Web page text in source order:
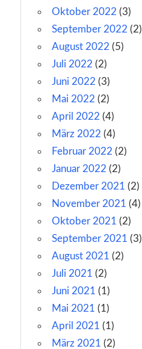
Oktober 2022 (3)
September 2022 (2)
August 2022 (5)
Juli 2022 (2)
Juni 2022 (3)
Mai 2022 (2)
April 2022 (4)
März 2022 (4)
Februar 2022 (2)
Januar 2022 (2)
Dezember 2021 (2)
November 2021 (4)
Oktober 2021 (2)
September 2021 (3)
August 2021 (2)
Juli 2021 (2)
Juni 2021 (1)
Mai 2021 (1)
April 2021 (1)
März 2021 (2)